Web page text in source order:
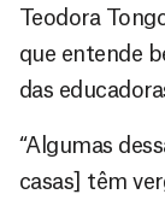
Teodora
que entende
das
“Algumas
casas] têm